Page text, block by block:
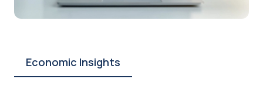
Economic Insights